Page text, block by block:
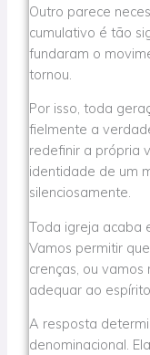
Outro parece
cumulativo é tão
fundaram o
tornou.
Por isso, toda
fielmente a
redefinir a própria
identidade de um
silenciosamente.
Toda igreja acaba
Vamos permitir
crenças, ou
adequar ao
A resposta
denominacional.